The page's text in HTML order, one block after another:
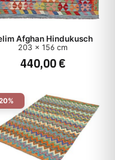
Afghan Hindukusch
203 x 156 cm
440,00 €